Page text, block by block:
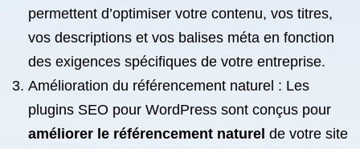
permettent d’optimiser votre contenu, vos titres,
vos descriptions et vos balises méta en fonction
des exigences spécifiques de votre entreprise.
Amélioration du référencement naturel : Les
plugins SEO pour WordPress sont conçus pour
améliorer le référencement naturel de votre site